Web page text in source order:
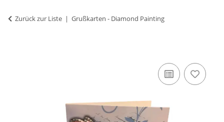
Zurück zur Liste Grußkarten - Diamond Painting